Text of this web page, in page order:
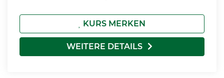
KURS MERKEN
WEITERE DETAILS